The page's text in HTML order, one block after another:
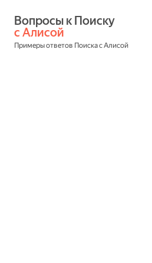
с Алисой
Примеры ответов Поиска с Алисой